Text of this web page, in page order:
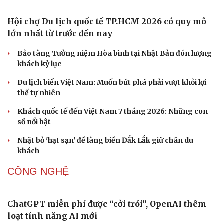
Văn hóa
Âm nhạc
Di sản
Thời trang
Sao Việt
Bế mạc Vòng Chung kết Hội thao Công an Nhân dân
năm 2026
VĂN HÓA
Đắk Lắk yêu cầu chuyển hóa giá trị văn hóa thành
động lực tăng trưởng
Đoàn học sinh Việt Nam xuất sắc giành 8 HCV tại cuộc
thi Lễ hội Âm nhạc quốc tế
Hoa sữa
Khúc mùa thu
DU LỊCH